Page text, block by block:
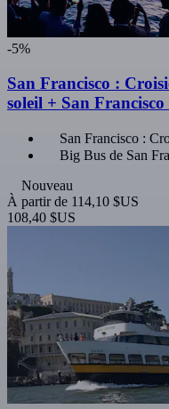
-5%
San Francisco :
soleil + San
San Francisco :
Big Bus de San
Nouveau
À partir de 114,10 $US
108,40 $US